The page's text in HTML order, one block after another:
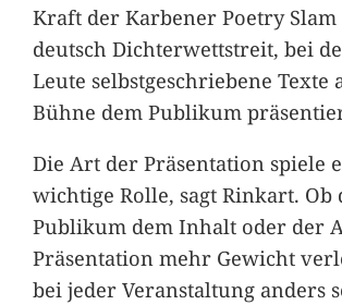
Kraft der Karbener Poetry Slam
deutsch Dichterwettstreit, bei
Leute selbstgeschriebene Texte
Bühne dem Publikum
Die Art der Präsentation spiele
wichtige Rolle, sagt Rinkart. Ob
Publikum dem Inhalt oder der
Präsentation mehr Gewicht
bei jeder Veranstaltung anders